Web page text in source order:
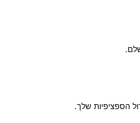
הספציפיות שלך.